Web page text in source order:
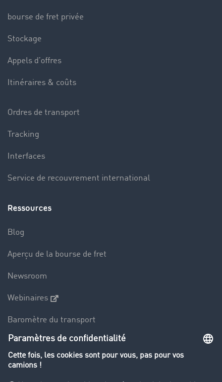
bourse de fret privée
Stockage
Appels d’offres
Itinéraires & coûts
Ordres de transport
Tracking
Interfaces
Service de recouvrement international
Ressources
Blog
Aperçu de la bourse de fret
Newsroom
Webinaires
Baromètre du transport
Le dictionnaire du transport
Interdiction de circulation des poids lourds